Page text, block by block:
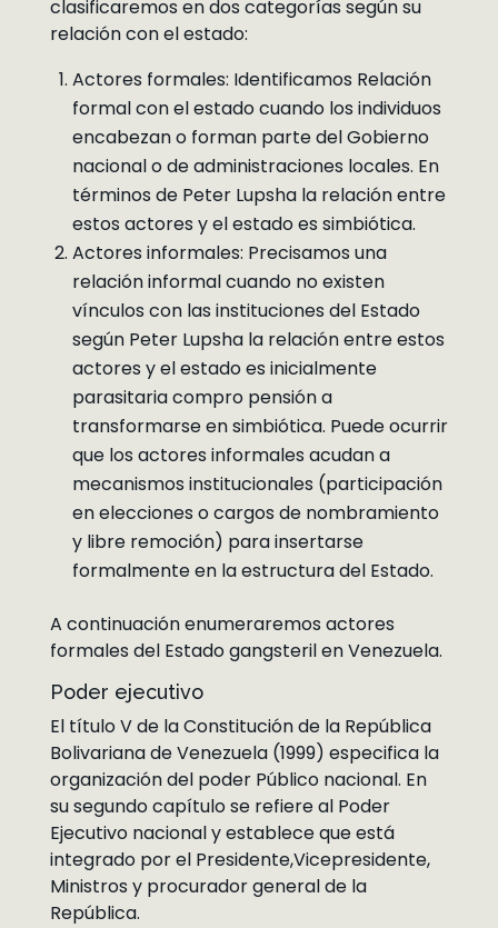
clasificaremos en dos categorías según su
relación con el estado:
Actores formales: Identificamos Relación
formal con el estado cuando los individuos
encabezan o forman parte del Gobierno
nacional o de administraciones locales. En
términos de Peter Lupsha la relación entre
estos actores y el estado es simbiótica.
Actores informales: Precisamos una
relación informal cuando no existen
vínculos con las instituciones del Estado
según Peter Lupsha la relación entre estos
actores y el estado es inicialmente
parasitaria compro pensión a
transformarse en simbiótica. Puede ocurrir
que los actores informales acudan a
mecanismos institucionales (participación
en elecciones o cargos de nombramiento
y libre remoción) para insertarse
formalmente en la estructura del Estado.
A continuación enumeraremos actores
formales del Estado gangsteril en Venezuela.
Poder ejecutivo
El título V de la Constitución de la República
Bolivariana de Venezuela (1999) especifica la
organización del poder Público nacional. En
su segundo capítulo se refiere al Poder
Ejecutivo nacional y establece que está
integrado por el Presidente,Vicepresidente,
Ministros y procurador general de la
República.